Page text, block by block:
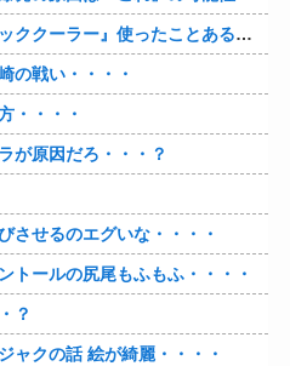
クーラー』使ったことあるか？
の戦い・・・・
・・・・
が原因だろ・・・？
させるのエグいな・・・・
トールの尻尾もふもふ・・・・
？
ャクの話 絵が綺麗・・・・